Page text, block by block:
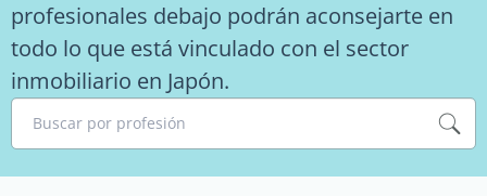
profesionales debajo podrán aconsejarte en
todo lo que está vinculado con el sector
inmobiliario en Japón.
Buscar por profesión